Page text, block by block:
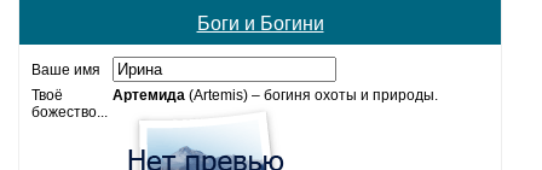
Боги и Богини
Ваше имя
Твоё
божество...
Артемида (Artemis) – богиня охоты и природы.